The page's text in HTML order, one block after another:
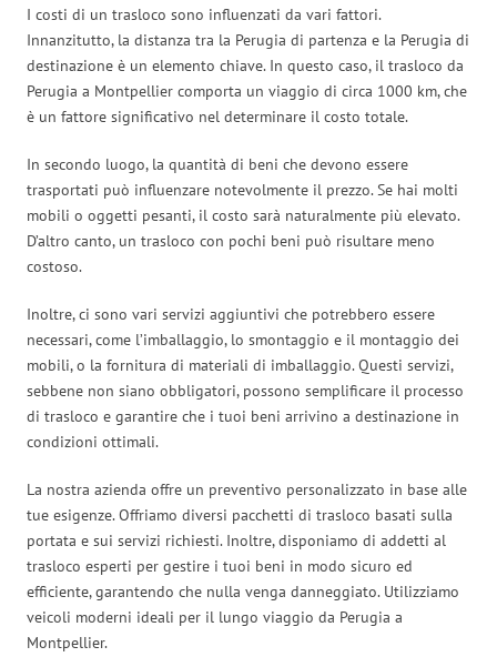
I costi di un trasloco sono influenzati da vari fattori.
Innanzitutto, la distanza tra la Perugia di partenza e la Perugia di
destinazione è un elemento chiave. In questo caso, il trasloco da
Perugia a Montpellier comporta un viaggio di circa 1000 km, che
è un fattore significativo nel determinare il costo totale.
In secondo luogo, la quantità di beni che devono essere
trasportati può influenzare notevolmente il prezzo. Se hai molti
mobili o oggetti pesanti, il costo sarà naturalmente più elevato.
D’altro canto, un trasloco con pochi beni può risultare meno
costoso.
Inoltre, ci sono vari servizi aggiuntivi che potrebbero essere
necessari, come l’imballaggio, lo smontaggio e il montaggio dei
mobili, o la fornitura di materiali di imballaggio. Questi servizi,
sebbene non siano obbligatori, possono semplificare il processo
di trasloco e garantire che i tuoi beni arrivino a destinazione in
condizioni ottimali.
La nostra azienda offre un preventivo personalizzato in base alle
tue esigenze. Offriamo diversi pacchetti di trasloco basati sulla
portata e sui servizi richiesti. Inoltre, disponiamo di addetti al
trasloco esperti per gestire i tuoi beni in modo sicuro ed
efficiente, garantendo che nulla venga danneggiato. Utilizziamo
veicoli moderni ideali per il lungo viaggio da Perugia a
Montpellier.